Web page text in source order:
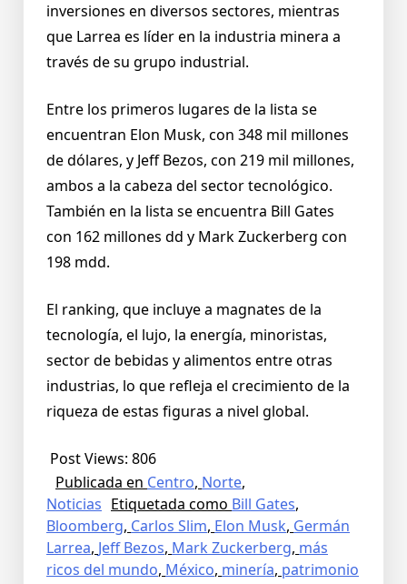
inversiones en diversos sectores, mientras
que Larrea es líder en la industria minera a
través de su grupo industrial.
Entre los primeros lugares de la lista se
encuentran Elon Musk, con 348 mil millones
de dólares, y Jeff Bezos, con 219 mil millones,
ambos a la cabeza del sector tecnológico.
También en la lista se encuentra Bill Gates
con 162 millones dd y Mark Zuckerberg con
198 mdd.
El ranking, que incluye a magnates de la
tecnología, el lujo, la energía, minoristas,
sector de bebidas y alimentos entre otras
industrias, lo que refleja el crecimiento de la
riqueza de estas figuras a nivel global.
Post Views: 806
Publicada en Centro, Norte,
Noticias Etiquetada como Bill Gates,
Bloomberg, Carlos Slim, Elon Musk, Germán
Larrea, Jeff Bezos, Mark Zuckerberg, más
ricos del mundo, México, minería, patrimonio